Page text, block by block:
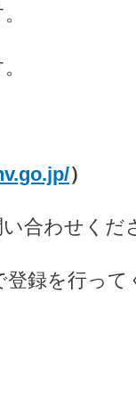
）
合わせくだ
録を行って